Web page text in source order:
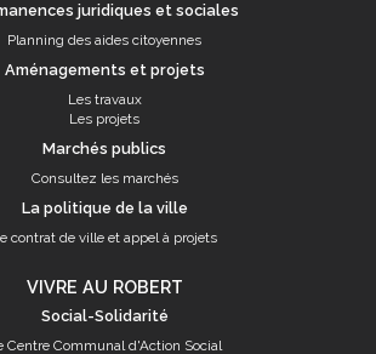
juridiques et sociales
Planning des aides citoyennes
Aménagements et projets
Les travaux
Les projets
Marchés publics
Consultez les marchés
La politique de la ville
contrat de ville et appel à projets
VIVRE AU ROBERT
Social-Solidarité
Centre Communal d'Action Social